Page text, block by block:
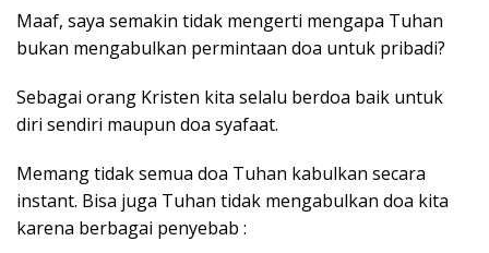
Maaf, saya semakin tidak mengerti mengapa Tuhan
bukan mengabulkan permintaan doa untuk pribadi?
Sebagai orang Kristen kita selalu berdoa baik untuk
diri sendiri maupun doa syafaat.
Memang tidak semua doa Tuhan kabulkan secara
instant. Bisa juga Tuhan tidak mengabulkan doa kita
karena berbagai penyebab :